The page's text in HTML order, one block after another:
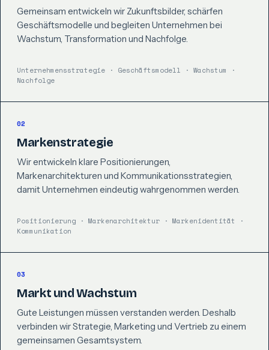
Gemeinsam entwickeln wir Zukunftsbilder, schärfen
Geschäftsmodelle und begleiten Unternehmen bei
Wachstum, Transformation und Nachfolge.
Unternehmensstrategie · Geschäftsmodell · Wachstum ·
Nachfolge
02
Markenstrategie
Wir entwickeln klare Positionierungen,
Markenarchitekturen und Kommunikationsstrategien,
damit Unternehmen eindeutig wahrgenommen werden.
Positionierung · Markenarchitektur · Markenidentität ·
Kommunikation
03
Markt und Wachstum
Gute Leistungen müssen verstanden werden. Deshalb
verbinden wir Strategie, Marketing und Vertrieb zu einem
gemeinsamen Gesamtsystem.